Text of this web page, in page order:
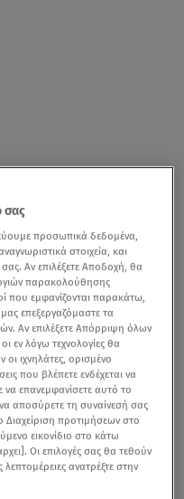
σας
προσωπικά δεδομένα,
στοιχεία, και
Αν επιλέξετε Αποδοχή, θα
παρακολούθησης
που εμφανίζονται παρακάτω,
επεξεργαζόμαστε τα
Αν επιλέξετε Απόρριψη όλων
εν λόγω τεχνολογίες θα
ιχνηλάτες, ορισμένο
που βλέπετε ενδέχεται να
να επανεμφανίσετε αυτό το
να αποσύρετε τη συναίνεσή σας
προτιμήσεων στο
εικονίδιο στο κάτω
Οι επιλογές σας θα τεθούν
ανατρέξτε στην